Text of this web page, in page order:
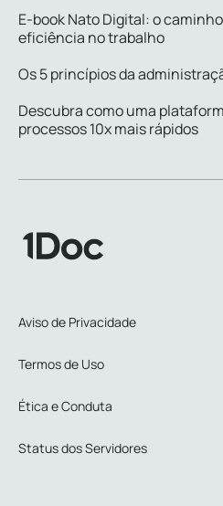
E-book Nato Digital: o
eficiência no trabalho
Os 5 princípios da
Descubra como uma
processos 10x mais rápidos
Aviso de Privacidade
Termos de Uso
Ética e Conduta
Status dos Servidores